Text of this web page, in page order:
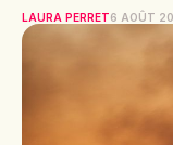
LAURA PERRET6 AOÛT